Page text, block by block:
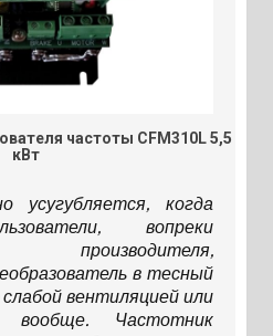
частоты CFM310L 5,5
кВт
усугубляется, когда
вопреки
производителя,
в тесный
вентиляцией или
вообще. Частотник